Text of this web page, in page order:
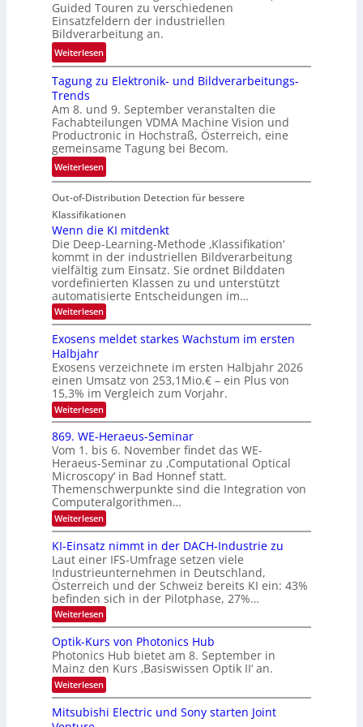
t
e
M
ö
g
l
c
h
k
e
i
e
n
k
k
e
h
e
r
i
n
V
I
S
I
O
N
T
e
c
h
T
a
k
s
Guided Touren zu verschiedenen
Einsatzfeldern der industriellen
Bildverarbeitung an.
Weiterlesen:
G
u
d
e
d
T
o
r
e
n
a
u
f
d
e
r
V
S
I
O
N
2
0
2
6
Tagung zu Elektronik- und Bildverarbeitungs-
Trends
Am 8. und 9. September veranstalten die
Fachabteilungen VDMA Machine Vision und
Productronic in Hochstraß, Österreich, eine
gemeinsame Tagung bei Becom.
Weiterlesen:
T
a
g
u
n
g
z
u
E
l
e
t
r
o
n
k
-
u
n
d
B
i
l
d
v
e
r
a
r
b
e
i
Out-of-Distribution Detection für bessere
Klassifikationen
Wenn die KI mitdenkt
Die Deep-Learning-Methode ‚Klassifikation‘
kommt in der industriellen Bildverarbeitung
vielfältig zum Einsatz. Sie ordnet Bilddaten
vordefinierten Klassen zu und unterstützt
automatisierte Entscheidungen im…
Weiterlesen:
W
n
d
i
e
K
I
m
i
t
d
e
n
k
t
Exosens meldet starkes Wachstum im ersten
Halbjahr
Exosens verzeichnete im ersten Halbjahr 2026
einen Umsatz von 253,1Mio.€ – ein Plus von
15,3% im Vergleich zum Vorjahr.
Weiterlesen:
E
x
o
s
e
n
s
m
e
l
d
e
t
s
t
a
r
k
e
W
a
c
h
s
u
869. WE-Heraeus-Seminar
Vom 1. bis 6. November findet das WE-
Heraeus-Seminar zu ‚Computational Optical
Microscopy‘ in Bad Honnef statt.
Themenschwerpunkte sind die Integration von
Computeralgorithmen…
Weiterlesen:
8
9
.
W
E
-
H
e
r
a
e
u
s
-
S
e
KI-Einsatz nimmt in der DACH-Industrie zu
Laut einer IFS-Umfrage setzen viele
Industrieunternehmen in Deutschland,
Österreich und der Schweiz bereits KI ein: 43%
befinden sich in der Pilotphase, 27%…
Weiterlesen:
K
-
E
i
n
s
t
Optik-Kurs von Photonics Hub
Photonics Hub bietet am 8. September in
Mainz den Kurs ‚Basiswissen Optik II‘ an.
Weiterlesen:
O
p
t
Mitsubishi Electric und Sony starten Joint